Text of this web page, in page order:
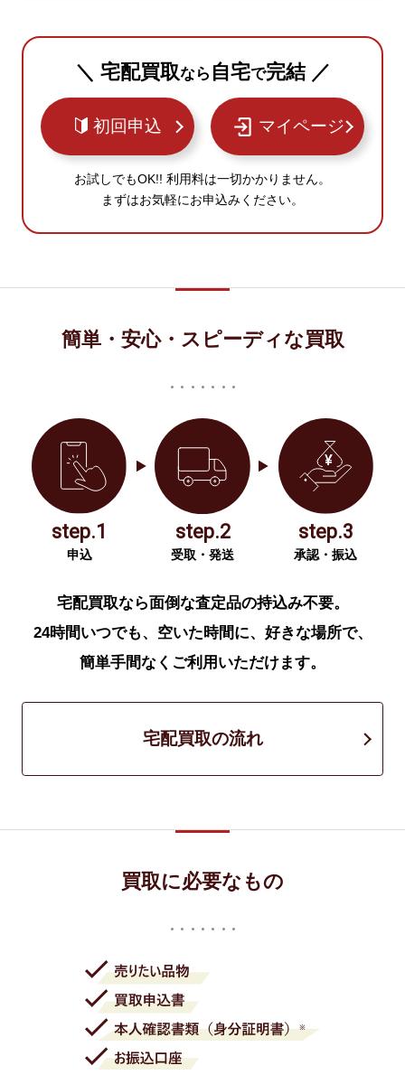
＼ 宅配買取なら 自宅で完結 ／
初回申込 マイページ
お試しでもOK!! 利用料は一切かかりません。
まずはお気軽にお申込みください。
簡単・安心・スピーディな買取
step.1
申込
step.2
受取・発送
step.3
承認・振込
宅配買取なら面倒な査定品の持込み不要。
24時間いつでも、空いた時間に、好きな場所で、
簡単手間なくご利用いただけます。
宅配買取の流れ
買取に必要なもの